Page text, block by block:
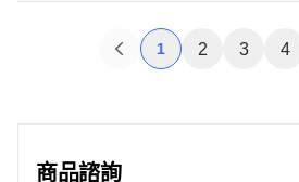
1 2 3 4
商品諮詢